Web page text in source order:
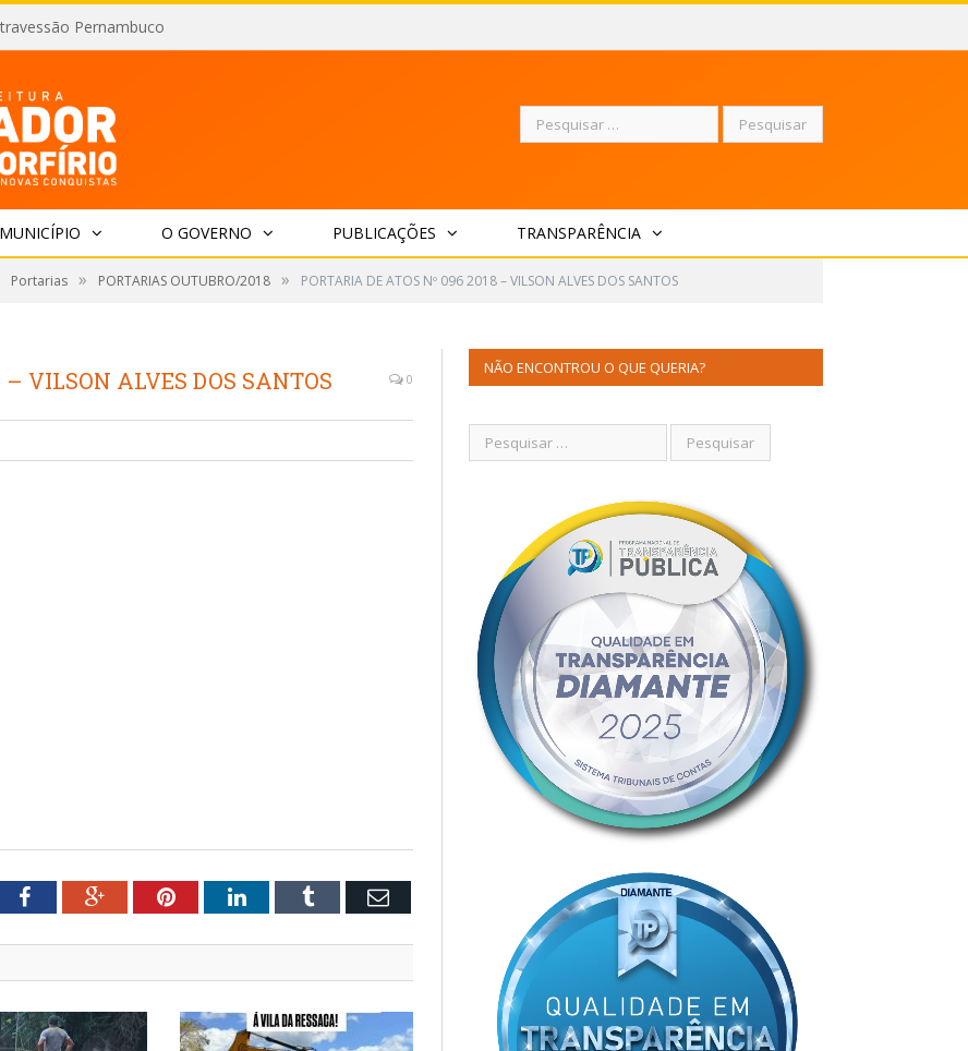
Pernambuco
Pesquisar
O GOVERNO PUBLICAÇÕES TRANSPARÊNCIA
Portarias » PORTARIAS OUTUBRO/2018 » PORTARIA DE ATOS Nº 096 2018 – VILSON ALVES DOS SANTOS
– VILSON ALVES DOS SANTOS 0
FacebookGoogle+PinterestLinkedInTumblr Email
NÃO ENCONTROU O QUE QUERIA?